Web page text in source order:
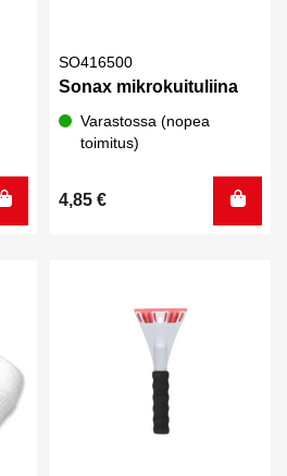
SO416500
Sonax mikrokuituliina
Varastossa (nopea
toimitus)
4,85 €